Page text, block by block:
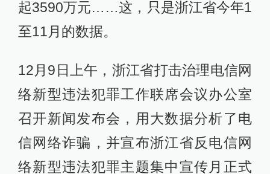
起3590万元……这，只是浙江省今年1
至11月的数据。
12月9日上午，浙江省打击治理电信网
络新型违法犯罪工作联席会议办公室
召开新闻发布会，用大数据分析了电
信网络诈骗，并宣布浙江省反电信网
络新型违法犯罪主题集中宣传月正式